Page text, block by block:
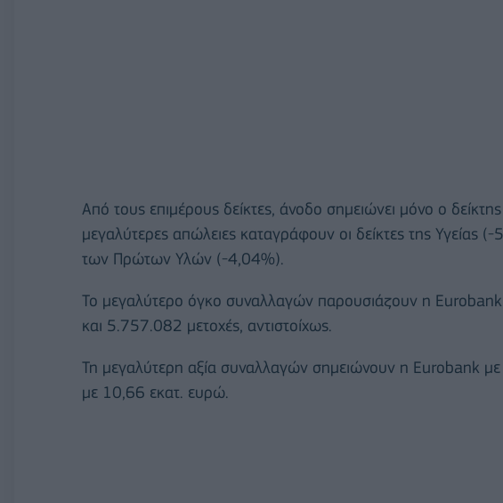
Από τους επιμέρους δείκτες, άνοδο σημειώνει μόνο ο
μεγαλύτερες απώλειες καταγράφουν οι δείκτες της Υγείας
των Πρώτων Υλών (-4,04%).
Το μεγαλύτερο όγκο συναλλαγών παρουσιάζουν η
και 5.757.082 μετοχές, αντιστοίχως.
Τη μεγαλύτερη αξία συναλλαγών σημειώνουν η Eurobank
με 10,66 εκατ. ευρώ.